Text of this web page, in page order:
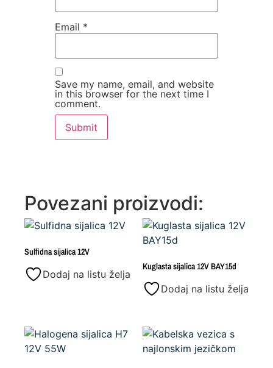
Email *
Save my name, email, and website
in this browser for the next time I
comment.
Povezani proizvodi:
Sulfidna sijalica 12V
Dodaj na listu želja
Kuglasta sijalica 12V BAY15d
Dodaj na listu želja